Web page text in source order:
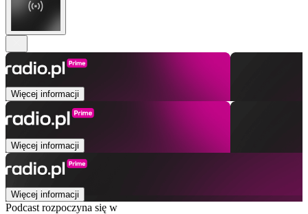
Więcej informacji
Więcej informacji
Więcej informacji
Podcast rozpoczyna się w